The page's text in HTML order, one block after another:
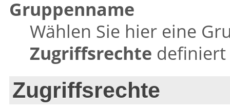
Gruppenname
Wählen Sie hier eine
Zugriffsrechte
Zugriffsrechte